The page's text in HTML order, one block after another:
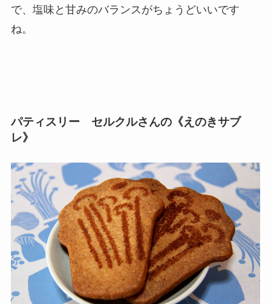
で、塩味と甘みのバランスがちょうどいいです
ね。
パティスリー セルクルさんの《えのきサブ
レ》